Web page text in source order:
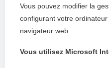
Vous pouvez modifier la
configurant votre
navigateur web :
Vous utilisez Microsoft